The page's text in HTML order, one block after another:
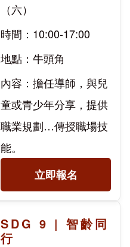
（六）
時間：10:00-17:00
地點：牛頭角
內容：擔任導師，與兒
童或青少年分享，提供
職業規劃…傳授職場技
能。
立即報名
SDG 9 | 智齡同
行